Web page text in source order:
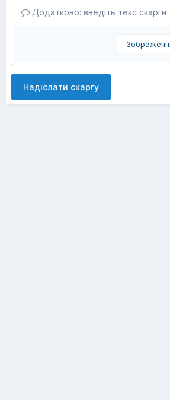
Додатково: введіть текс скарги
Надіслати скаргу